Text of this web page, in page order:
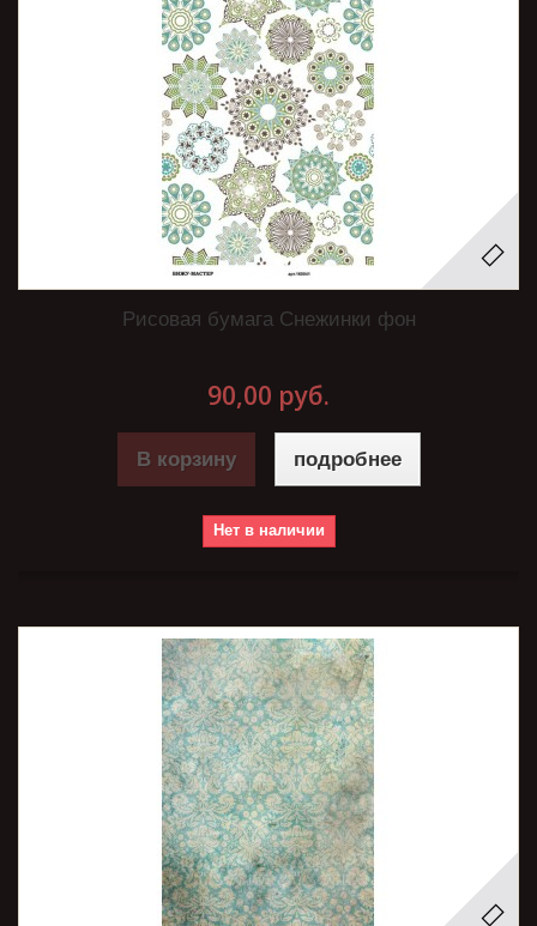
Рисовая бумага Снежинки фон
90,00 руб.
В корзину подробнее
Нет в наличии